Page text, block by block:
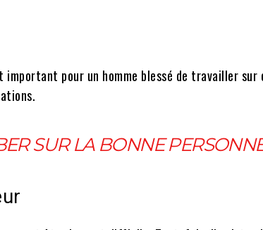
pour un homme blessé de travailler sur
SUR LA BONNE